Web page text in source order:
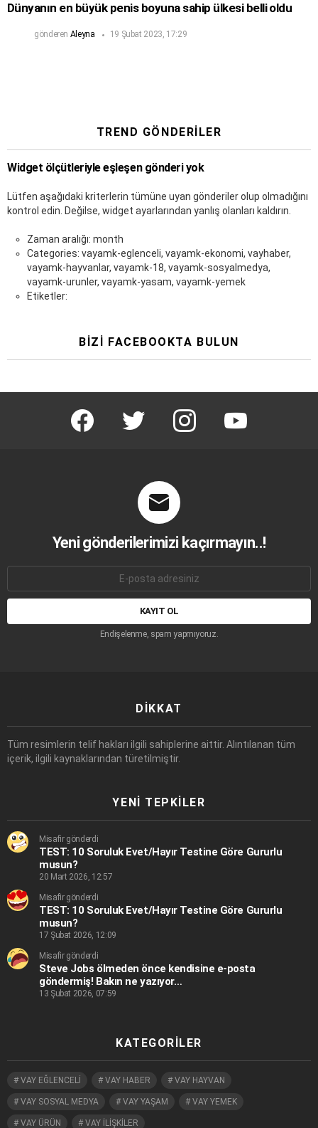
Dünyanın en büyük penis boyuna sahip ülkesi belli oldu
gönderen Aleyna 19 Şubat 2023, 17:29
TREND GÖNDERILER
Widget ölçütleriyle eşleşen gönderi yok
Lütfen aşağıdaki kriterlerin tümüne uyan gönderiler olup olmadığını
kontrol edin. Değilse, widget ayarlarından yanlış olanları kaldırın.
Zaman aralığı: month
Categories: vayamk-eglenceli, vayamk-ekonomi, vayhaber,
vayamk-hayvanlar, vayamk-18, vayamk-sosyalmedya,
vayamk-urunler, vayamk-yasam, vayamk-yemek
Etiketler:
BIZI FACEBOOKTA BULUN
facebook twitter instagram youtube
Yeni gönderilerimizi kaçırmayın..!
adresi:
Endişelenme, spam yapmıyoruz.
DIKKAT
Tüm resimlerin telif hakları ilgili sahiplerine aittir. Alıntılanan tüm
içerik, ilgili kaynaklarından türetilmiştir.
YENI TEPKILER
Misafir gönderdi
TEST: 10 Soruluk Evet/Hayır Testine Göre Gururlu
musun?
20 Mart 2026, 12:57
Misafir gönderdi
TEST: 10 Soruluk Evet/Hayır Testine Göre Gururlu
musun?
17 Şubat 2026, 12:09
Misafir gönderdi
Steve Jobs ölmeden önce kendisine e-posta
göndermiş! Bakın ne yazıyor…
13 Şubat 2026, 07:59
KATEGORILER
VAY EĞLENCELİ VAY HABER VAY HAYVAN
VAY SOSYAL MEDYA VAY YAŞAM VAY YEMEK
VAY ÜRÜN VAY İLİŞKİLER